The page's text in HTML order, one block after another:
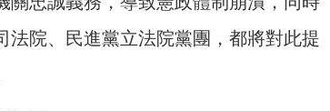
院、民進黨立法院黨團，都將對此提